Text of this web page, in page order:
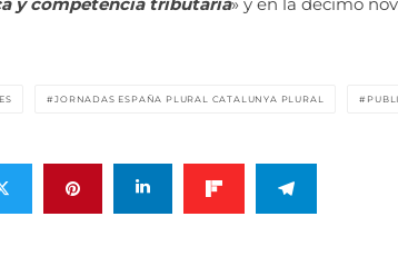
ES JORNADAS ESPAÑA PLURAL CATALUNYA PLURAL